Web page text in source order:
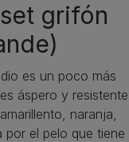
grifón
es un poco más
áspero y resistente
naranja,
el pelo que tiene